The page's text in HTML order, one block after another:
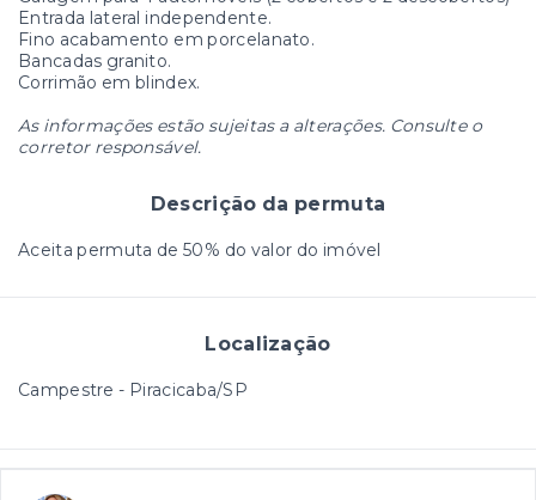
Entrada lateral independente.
Fino acabamento em porcelanato.
Bancadas granito.
Corrimão em blindex.
As informações estão sujeitas a alterações. Consulte o
corretor responsável.
Descrição da permuta
Aceita permuta de 50% do valor do imóvel
Localização
Campestre - Piracicaba/SP